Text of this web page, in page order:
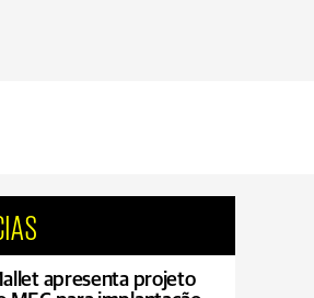
apresenta projeto